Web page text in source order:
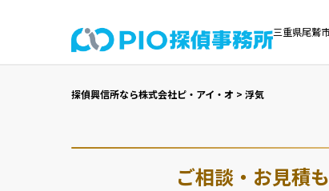
三重県尾鷲
探偵興信所なら株式会社ピ・アイ・オ > 浮気
ご相談・お見積